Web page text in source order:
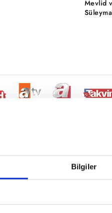
Bilgiler
Mevlid